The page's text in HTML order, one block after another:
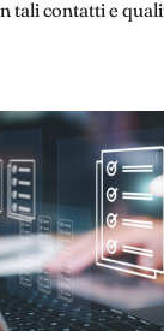
tali contatti e